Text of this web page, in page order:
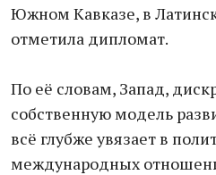
Южном Кавказе, в
отметила дипломат.
По её словам, Запад,
собственную модель
всё глубже увязает в
международных